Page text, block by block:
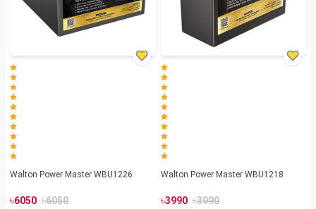
Walton Power Master WBU1226
৳6050 ৳6050
Walton Power Master WBU1218
৳3990 ৳3990